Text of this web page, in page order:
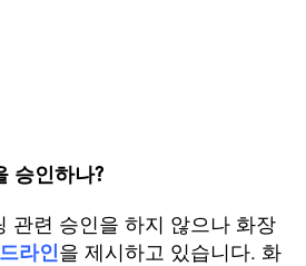
승인하나?
관련 승인을 하지 않으나 화장
라인을 제시하고 있습니다. 화